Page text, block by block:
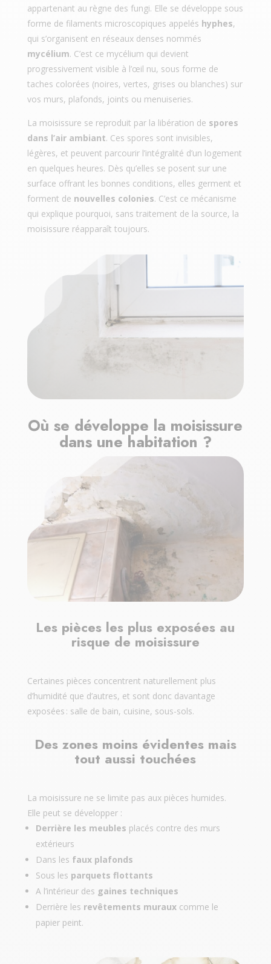
appartenant au règne des fungi. Elle se développe sous
forme de filaments microscopiques appelés hyphes,
qui s’organisent en réseaux denses nommés
mycélium. C’est ce mycélium qui devient
progressivement visible à l’œil nu, sous forme de
taches colorées (noires, vertes, grises ou blanches) sur
vos murs, plafonds, joints ou menuiseries.
La moisissure se reproduit par la libération de spores
dans l’air ambiant. Ces spores sont invisibles,
légères, et peuvent parcourir l’intégralité d’un logement
en quelques heures. Dès qu’elles se posent sur une
surface offrant les bonnes conditions, elles germent et
forment de nouvelles colonies. C’est ce mécanisme
qui explique pourquoi, sans traitement de la source, la
moisissure réapparaît toujours.
Où se développe la moisissure
dans une habitation ?
Les pièces les plus exposées au
risque de moisissure
Certaines pièces concentrent naturellement plus
d’humidité que d’autres, et sont donc davantage
exposées : salle de bain, cuisine, sous-sols.
Des zones moins évidentes mais
tout aussi touchées
La moisissure ne se limite pas aux pièces humides.
Elle peut se développer :
Derrière les meubles placés contre des murs
extérieurs
Dans les faux plafonds
Sous les parquets flottants
A l’intérieur des gaines techniques
Derrière les revêtements murauxcomme le
papier peint.